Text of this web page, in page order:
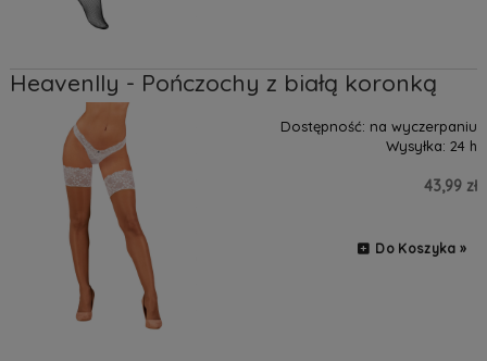
Heavenlly - Pończochy z białą koronką
Dostępność: na wyczerpaniu
Wysyłka: 24 h
43,99 zł
Do Koszyka »